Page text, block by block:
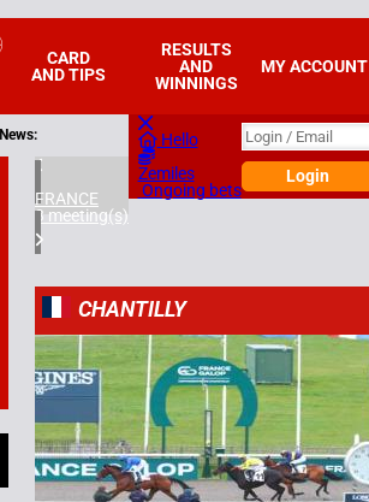
CARD
AND TIPS
RESULTS
AND
WINNINGS
MY ACCOUNT
Hello
Zemiles
Ongoing bets
Login
Login / Email
Login
News:
FRANCE
3 meeting(s)
CHANTILLY
4
12/11/2024